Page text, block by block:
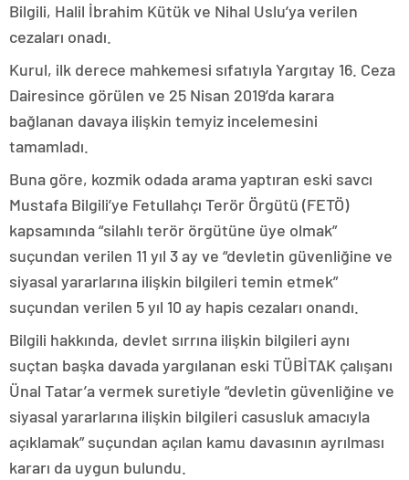
Bilgili, Halil İbrahim Kütük ve Nihal Uslu’ya verilen
cezaları onadı.
Kurul, ilk derece mahkemesi sıfatıyla Yargıtay 16. Ceza
Dairesince görülen ve 25 Nisan 2019’da karara
bağlanan davaya ilişkin temyiz incelemesini
tamamladı.
Buna göre, kozmik odada arama yaptıran eski savcı
Mustafa Bilgili’ye Fetullahçı Terör Örgütü (FETÖ)
kapsamında “silahlı terör örgütüne üye olmak”
suçundan verilen 11 yıl 3 ay ve “devletin güvenliğine ve
siyasal yararlarına ilişkin bilgileri temin etmek”
suçundan verilen 5 yıl 10 ay hapis cezaları onandı.
Bilgili hakkında, devlet sırrına ilişkin bilgileri aynı
suçtan başka davada yargılanan eski TÜBİTAK çalışanı
Ünal Tatar’a vermek suretiyle “devletin güvenliğine ve
siyasal yararlarına ilişkin bilgileri casusluk amacıyla
açıklamak” suçundan açılan kamu davasının ayrılması
kararı da uygun bulundu.